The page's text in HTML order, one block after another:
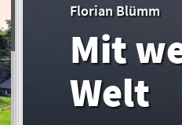
Florian Blümm
Mit
Welt